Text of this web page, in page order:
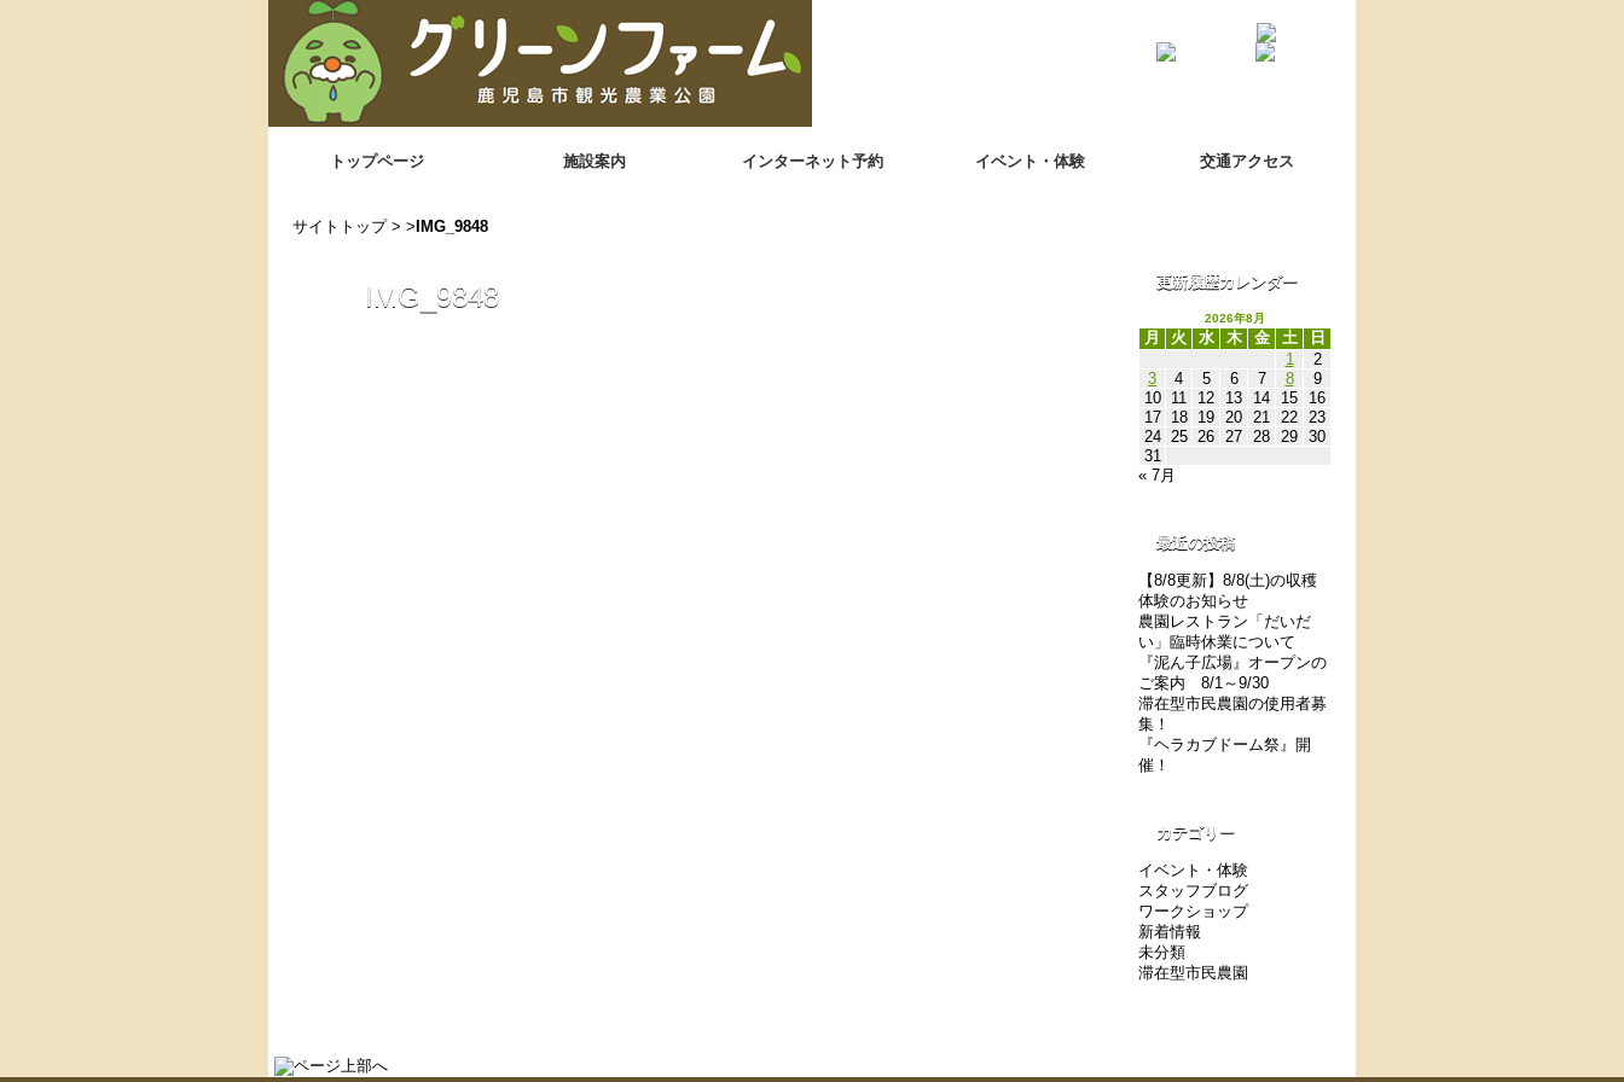
トップページ 施設案内 インターネット予約 イベント・体験 交通アクセス
サイトトップ> > IMG_9848
IMG_9848 更新履歴カレンダー
2026年8月
月 火 水 木 金 土
日
1
2
3
4 5 6 7 8
9
10
11 12 13 14 15
16
17
18 19 20 21 22 23
24 25 26 27 28 29 30
31
« 7月
最近の投稿
【8/8更新】8/8(土)の収穫
体験のお知らせ
農園レストラン「だいだ
い」臨時休業について
『泥ん子広場』オープンの
ご案内 8/1～9/30
滞在型市民農園の使用者募
集！
『ヘラカブドーム祭』開
催！
カテゴリー
イベント・体験
スタッフブログ
ワークショップ
新着情報
未分類
滞在型市民農園